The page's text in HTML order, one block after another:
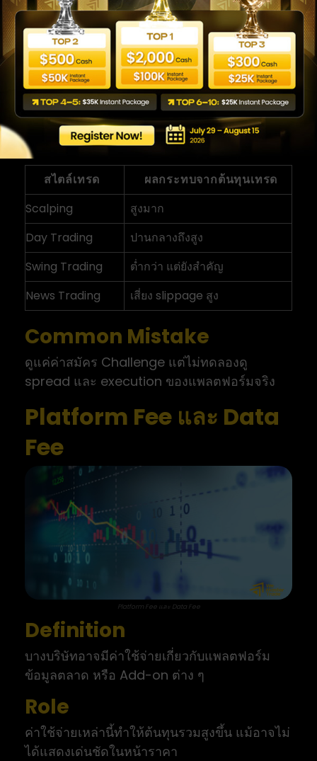
ต้นทุนเหล่านี้มีผลมากกับเทรดเดอร์ที่เข้าออกบ่อย
โดยเฉพาะ scalper และ intraday trader
Real Example
ถ้าคุณเทรด EUR/USD วันละ 10 ออร์เดอร์ ค่าใช้
จ่ายเพียงเล็กน้อยต่อออร์เดอร์อาจสะสมเป็นต้น
ทุนใหญ่ในหนึ่งเดือน
สไตล์เทรด
ผลกระทบจากต้นทุนเทรด
Scalping
สูงมาก
Day Trading
ปานกลางถึงสูง
Swing Trading
ต่ำกว่า แต่ยังสำคัญ
News Trading
เสี่ยง slippage สูง
Common Mistake
ดูแค่ค่าสมัคร Challenge แต่ไม่ทดลองดู
spread และ execution ของแพลตฟอร์มจริง
Platform Fee และ Data
Fee
Platform Fee และ Data Fee
Definition
บางบริษัทอาจมีค่าใช้จ่ายเกี่ยวกับแพลตฟอร์ม
ข้อมูลตลาด หรือ Add-on ต่าง ๆ
Role
ค่าใช้จ่ายเหล่านี้ทำให้ต้นทุนรวมสูงขึ้น แม้อาจไม่
ได้แสดงเด่นชัดในหน้าราคา